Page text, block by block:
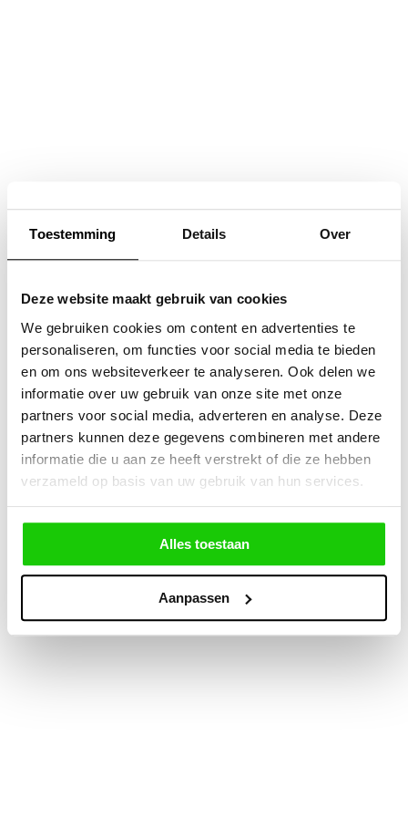
Toestemming Details Over
Deze website maakt gebruik van cookies
We gebruiken cookies om content en advertenties te
personaliseren, om functies voor social media te bieden
en om ons websiteverkeer te analyseren. Ook delen we
informatie over uw gebruik van onze site met onze
partners voor social media, adverteren en analyse. Deze
partners kunnen deze gegevens combineren met andere
informatie die u aan ze heeft verstrekt of die ze hebben
verzameld op basis van uw gebruik van hun services.
Alles toestaan
Aanpassen